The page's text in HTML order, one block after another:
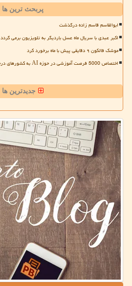
پربحث ترین ها
ابوالقاسم قاسم زاده درگذشت
اکبر عبدی با سریال ماه عسل باردیگر به تلویزیون برمی گردد
موشک فالکون ۹ دقایقی پیش با ماه برخورد کرد
اختصاص 5000 فرصت آموزشی در حوزه AI به کشورهای درحال توسعه
جدیدترین ها